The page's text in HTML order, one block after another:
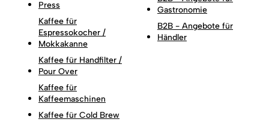
Press
Kaffee für
Espressokocher /
Mokkakanne
Kaffee für Handfilter /
Pour Over
Kaffee für
Kaffeemaschinen
Kaffee für Cold Brew
Gastronomie
B2B - Angebote für
Händler